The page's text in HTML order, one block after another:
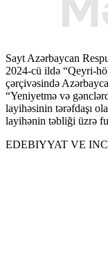
Sayt Azərbaycan
2024-cü ildə “Qeyri-
çərçivəsində
“Yeniyetmə və
layihəsinin tərəfdaşı
layihənin təbliği üzrə
EDEBIYYAT VE